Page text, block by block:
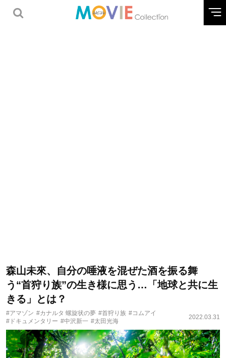
森山未來、自分の唾液を混ぜた酒を振る舞
う“首狩り族”の生き様に思う…「地球と共に生
きる」とは？
#アマゾン #カナルタ 螺旋状の夢 #首狩り族 #コムアイ
#ドキュメンタリー #中沢新一 #太田光海
2022.03.31